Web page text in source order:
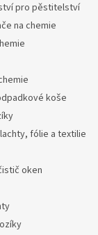
pro pěstitelství
na chemie
koše
fólie a textilie
oken